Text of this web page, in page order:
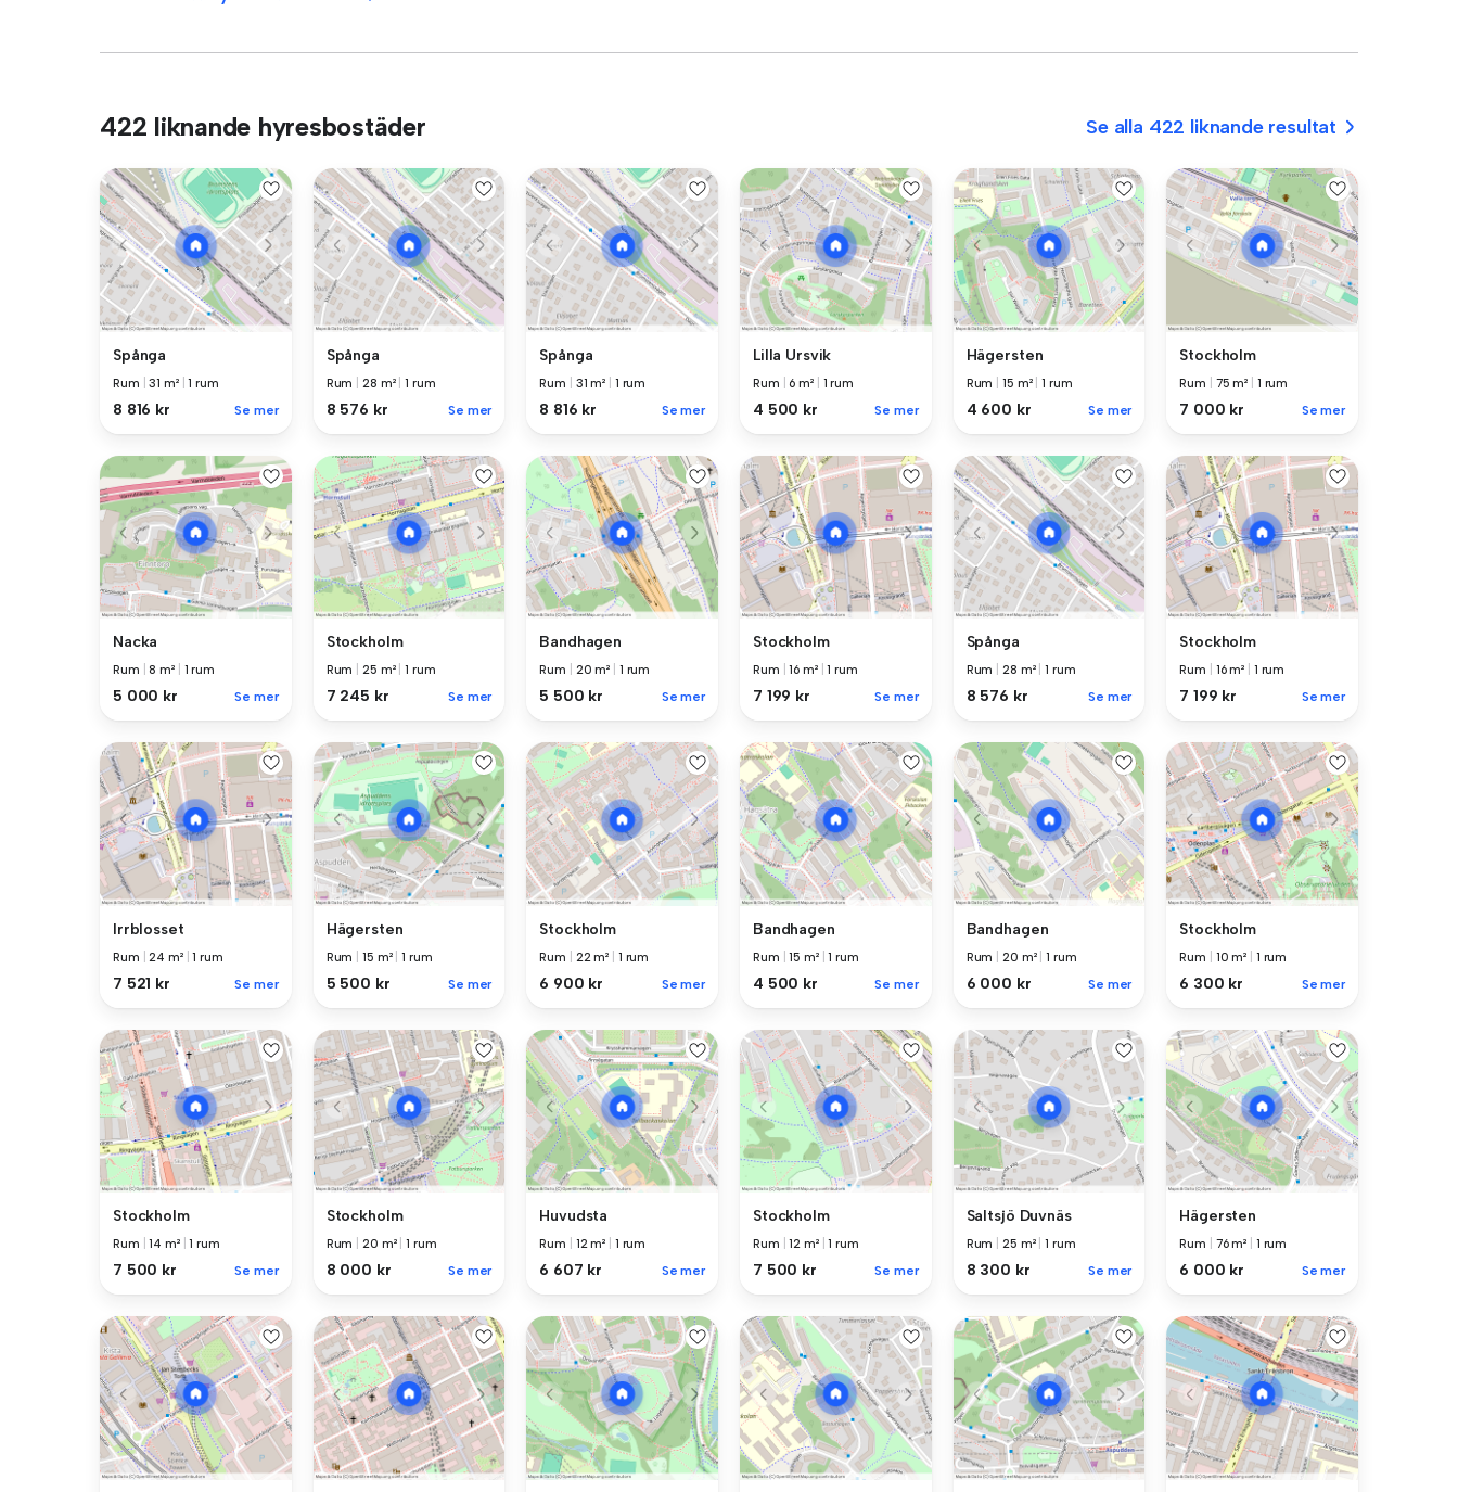
422 liknande hyresbostäder Se alla 422 liknande resultat
Spånga
Rum |31 m² |1 rum
8 816 kr Se mer
Spånga
Rum 28 m² |1 rum
8 576 kr Se mer
Spånga
Rum 31 m² 1 rum
8 816 kr Se mer
Lilla Ursvik
Rum 6 m² 1 rum
4 500 kr Se mer
Hägersten
Rum 15 m² |1 rum
4 600 kr Se mer
Stockholm
Rum 75 m² 1 rum
7 000 kr Se mer
Nacka
Rum |8 m² 1 rum
5 000 kr Se mer
Stockholm
Rum 25 m² |1 rum
7 245 kr Se mer
Bandhagen
Rum 20 m² 1 rum
5 500 kr Se mer
Stockholm
Rum |16 m² |1 rum
7 199 kr Se mer
Spånga
Rum 28 m² |1 rum
8 576 kr Se mer
Stockholm
Rum 16 m² 1 rum
7 199 kr Se mer
Irrblosset
Rum |24 m² |1 rum
7 521 kr Se mer
Hägersten
Rum 15 m² |1 rum
5 500 kr Se mer
Stockholm
Rum 22 m² 1 rum
6 900 kr Se mer
Bandhagen
Rum |15 m² |1 rum
4 500 kr Se mer
Bandhagen
Rum 20 m² |1 rum
6 000 kr Se mer
Stockholm
Rum 10 m² 1 rum
6 300 kr Se mer
Stockholm
Rum |14 m² |1 rum
7 500 kr Se mer
Stockholm
Rum 20 m² |1 rum
8 000 kr Se mer
Huvudsta
Rum 12 m² 1 rum
6 607 kr Se mer
Stockholm
Rum |12 m² |1 rum
7 500 kr Se mer
Saltsjö Duvnäs
Rum 25 m² |1 rum
8 300 kr Se mer
Hägersten
Rum 76 m² 1 rum
6 000 kr Se mer